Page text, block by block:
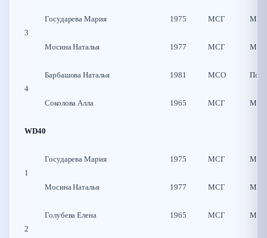
3
Государева Мария 1975 МСГ
Мосина Наталья 1977 МСГ
4
Барбашова Наталья 1981 МСО
Соколова Алла 1965 МСГ
WD40
1
Государева Мария 1975 МСГ
Мосина Наталья 1977 МСГ
2
Голубева Елена 1965 МСГ